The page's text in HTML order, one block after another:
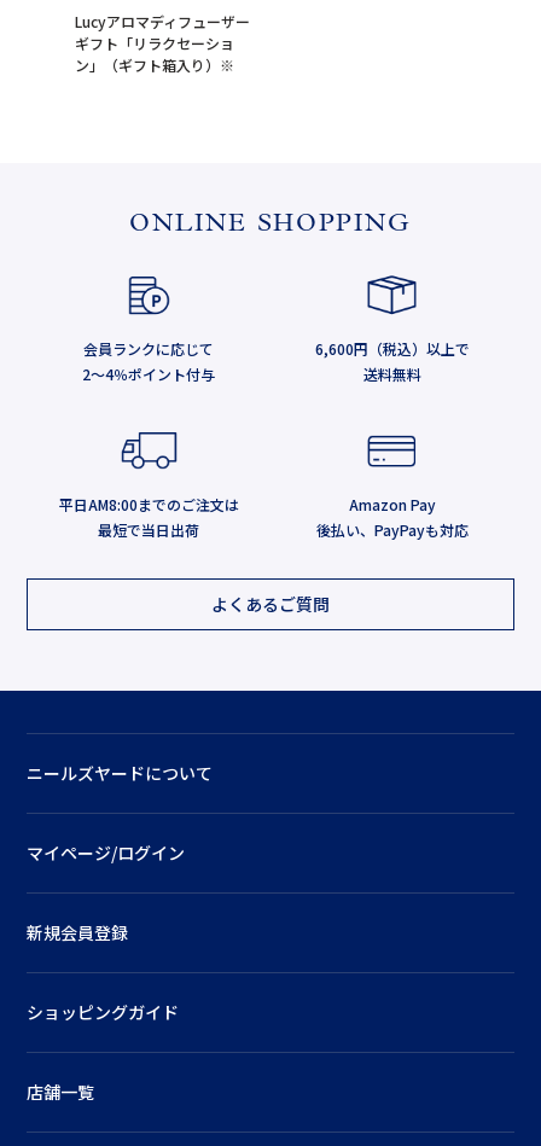
Lucyアロマディフューザー
ギフト「リラクセーショ
ン」（ギフト箱入り）※
ONLINE SHOPPING
会員ランクに応じて
2～4％ポイント付与
6,600円（税込）以上で
送料無料
平日AM8:00までのご注文は
最短で当日出荷
Amazon Pay
後払い、PayPayも対応
よくあるご質問
ニールズヤードについて
マイページ/ログイン
新規会員登録
ショッピングガイド
店舗一覧